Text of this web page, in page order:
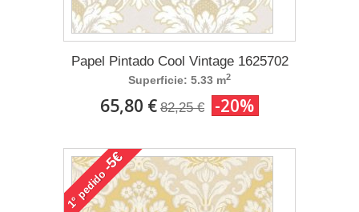
Papel Pintado Cool Vintage 1625702
Superficie: 5.33 m2
65,80 € 82,25 € -20%
1°
pedido
-5€